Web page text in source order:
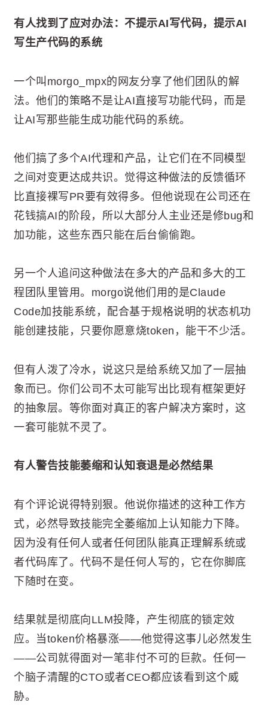
有人找到了应对办法：不提示AI写代码，提示AI
写生产代码的系统
一个叫morgo_mpx的网友分享了他们团队的解
法。他们的策略不是让AI直接写功能代码，而是
让AI写那些能生成功能代码的系统。
他们搞了多个AI代理和产品，让它们在不同模型
之间对变更达成共识。觉得这种做法的反馈循环
比直接裸写PR要有效得多。但他说现在公司还在
花钱搞AI的阶段，所以大部分人主业还是修bug和
加功能，这些东西只能在后台偷偷跑。
另一个人追问这种做法在多大的产品和多大的工
程团队里管用。morgo说他们用的是Claude
Code加技能系统，配合基于规格说明的状态机功
能创建技能，只要你愿意烧token，能干不少活。
但有人泼了冷水，说这只是给系统又加了一层抽
象而已。你们公司不太可能写出比现有框架更好
的抽象层。等你面对真正的客户解决方案时，这
一套可能就不灵了。
有人警告技能萎缩和认知衰退是必然结果
有个评论说得特别狠。他说你描述的这种工作方
式，必然导致技能完全萎缩加上认知能力下降。
因为没有任何人或者任何团队能真正理解系统或
者代码库了。代码不是任何人写的，它在你脚底
下随时在变。
结果就是彻底向LLM投降，产生彻底的锁定效
应。当token价格暴涨——他觉得这事儿必然发生
——公司就得面对一笔非付不可的巨款。任何一
个脑子清醒的CTO或者CEO都应该看到这个威
胁。